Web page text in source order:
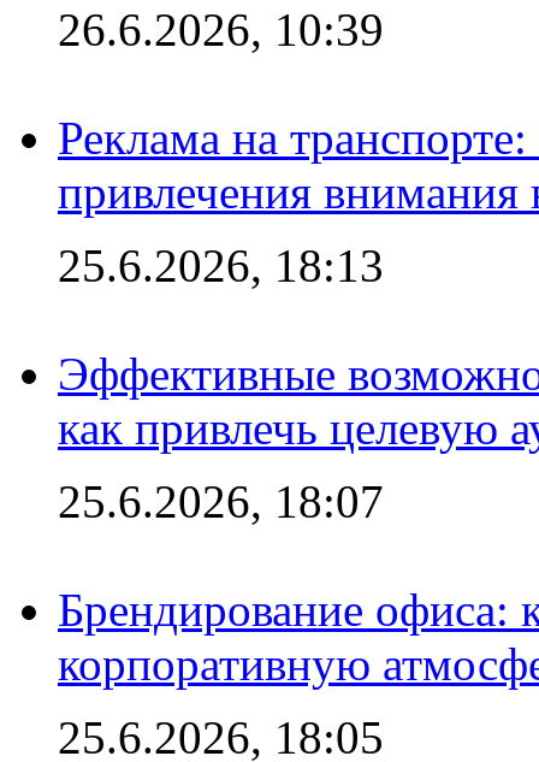
26.6.2026, 10:39
Реклама на
привлечения внимания
25.6.2026, 18:13
Эффективные
как привлечь целевую
25.6.2026, 18:07
Брендирование офиса:
корпоративную
25.6.2026, 18:05